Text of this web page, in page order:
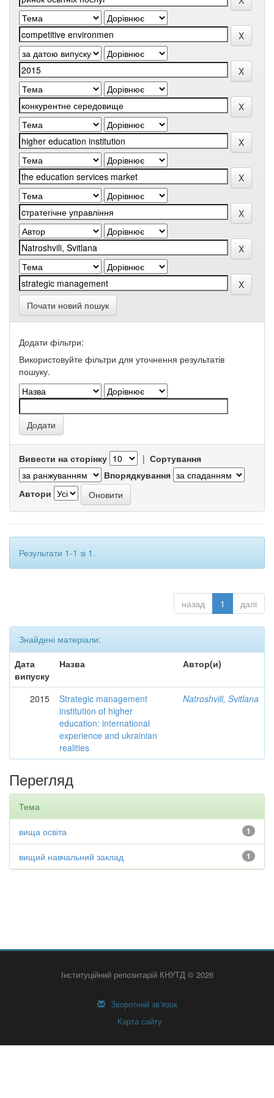
Почати новий пошук
Додати фільтри:
Використовуйте фільтри для уточнення результатів
пошуку.
Вивести на сторінку | Сортування
Впорядкування
Автори
Результати 1-1 зі 1.
назад 1 далі
Знайдені матеріали:
Дата
випуску
Назва Автор(и)
2015
Strategic management
institution of higher
education: international
experience and ukrainian
realities
Natroshvili, Svitlana
Перегляд
Тема
1
вища освіта
1
вищий навчальний заклад
Інституційний репозитарій КНУТД © 2026
Зворотний зв’язок
Карта сайту